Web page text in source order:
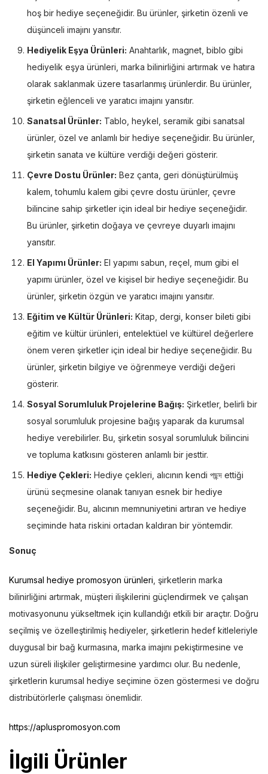
hoş bir hediye seçeneğidir. Bu ürünler, şirketin özenli ve
düşünceli imajını yansıtır.
Hediyelik Eşya Ürünleri: Anahtarlık, magnet, biblo gibi
hediyelik eşya ürünleri, marka bilinirliğini artırmak ve hatıra
olarak saklanmak üzere tasarlanmış ürünlerdir. Bu ürünler,
şirketin eğlenceli ve yaratıcı imajını yansıtır.
Sanatsal Ürünler: Tablo, heykel, seramik gibi sanatsal
ürünler, özel ve anlamlı bir hediye seçeneğidir. Bu ürünler,
şirketin sanata ve kültüre verdiği değeri gösterir.
Çevre Dostu Ürünler: Bez çanta, geri dönüştürülmüş
kalem, tohumlu kalem gibi çevre dostu ürünler, çevre
bilincine sahip şirketler için ideal bir hediye seçeneğidir.
Bu ürünler, şirketin doğaya ve çevreye duyarlı imajını
yansıtır.
El Yapımı Ürünler: El yapımı sabun, reçel, mum gibi el
yapımı ürünler, özel ve kişisel bir hediye seçeneğidir. Bu
ürünler, şirketin özgün ve yaratıcı imajını yansıtır.
Eğitim ve Kültür Ürünleri: Kitap, dergi, konser bileti gibi
eğitim ve kültür ürünleri, entelektüel ve kültürel değerlere
önem veren şirketler için ideal bir hediye seçeneğidir. Bu
ürünler, şirketin bilgiye ve öğrenmeye verdiği değeri
gösterir.
Sosyal Sorumluluk Projelerine Bağış: Şirketler, belirli bir
sosyal sorumluluk projesine bağış yaparak da kurumsal
hediye verebilirler. Bu, şirketin sosyal sorumluluk bilincini
ve topluma katkısını gösteren anlamlı bir jesttir.
Hediye Çekleri: Hediye çekleri, alıcının kendi পছন্দ ettiği
ürünü seçmesine olanak tanıyan esnek bir hediye
seçeneğidir. Bu, alıcının memnuniyetini artıran ve hediye
seçiminde hata riskini ortadan kaldıran bir yöntemdir.
Sonuç
Kurumsal hediye promosyon ürünleri , şirketlerin marka
bilinirliğini artırmak, müşteri ilişkilerini güçlendirmek ve çalışan
motivasyonunu yükseltmek için kullandığı etkili bir araçtır. Doğru
seçilmiş ve özelleştirilmiş hediyeler, şirketlerin hedef kitleleriyle
duygusal bir bağ kurmasına, marka imajını pekiştirmesine ve
uzun süreli ilişkiler geliştirmesine yardımcı olur. Bu nedenle,
şirketlerin kurumsal hediye seçimine özen göstermesi ve doğru
distribütörlerle çalışması önemlidir.
https://apluspromosyon.com
İlgili Ürünler